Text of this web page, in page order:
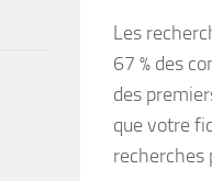
Les
67 % des
des
que votre
recherches